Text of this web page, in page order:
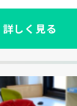
詳しく見る